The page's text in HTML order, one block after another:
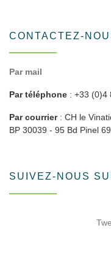
CONTACTEZ-
Par mail
Par téléphone : +33 (0)4
Par courrier: CH le
BP 30039 - 95 Bd Pinel
SUIVEZ-NOUS